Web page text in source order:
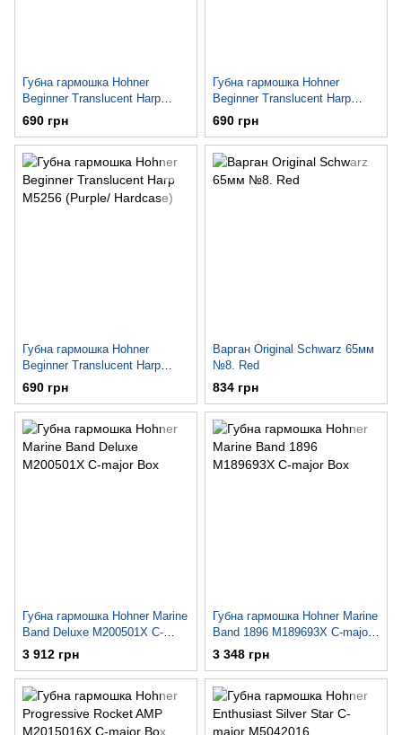
Губна гармошка Hohner
Beginner Translucent Harp
M5254 (Red / Hardcase)
690 грн
Губна гармошка Hohner
Beginner Translucent Harp
M5255 (Orang / Hardcase)
690 грн
Губна гармошка Hohner
Beginner Translucent Harp
M5256 (Purple/ Hardcase)
690 грн
Варган Original Schwarz 65мм
№8. Red
834 грн
Губна гармошка Hohner Marine
Band Deluxe M200501X C-
major Box
3 912 грн
Губна гармошка Hohner Marine
Band 1896 M189693X C-major
Box
3 348 грн